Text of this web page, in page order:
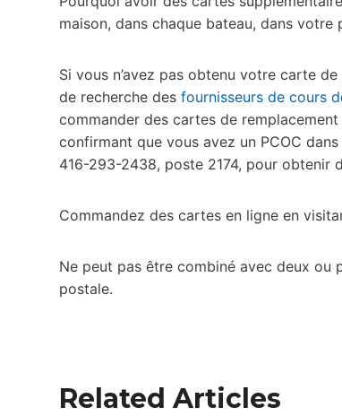
maison, dans chaque bateau, dans
Si vous n’avez pas obtenu votre carte
de recherche des fournisseurs de cours
commander des cartes de
confirmant que vous avez un PCOC
416-293-2438, poste 2174, pour obtenir
Commandez des cartes en ligne en
Ne peut pas être combiné avec deux ou
postale.
Related Articles